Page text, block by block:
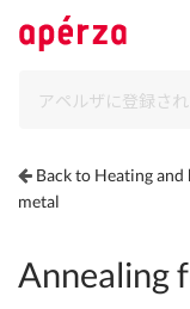
Back to Heating
metal
Annealing